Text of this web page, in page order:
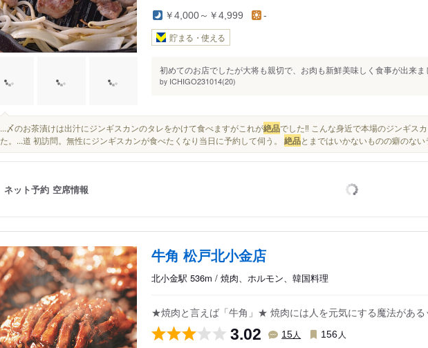
￥4,000～￥4,999 -
貯まる・使える
初めてのお店でしたが大将も親切で、お肉も新鮮美味しく食事が出来
by ICHIGO231014(20)
...〆のお茶漬けは出汁にジンギスカンのタレをかけて食べますがこれが絶品でした‼︎ こんな身近で本場のジンギス
た。...道 初訪問。無性にジンギスカンが食べたくなり当日に予約して伺う。 絶品とまではいかないものの癖のな
ネット予約 空席情報
牛角 松戸北小金店
北小金駅 536m / 焼肉、ホルモン、韓国料理
★焼肉と言えば「牛角」★ 焼肉には人を元気にする魔法がある
3.02 15人 156 人